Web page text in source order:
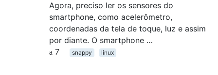
Agora, preciso ler os sensores do
smartphone, como acelerômetro,
coordenadas da tela de toque, luz e assim
por diante. O smartphone …
7
snappy linux